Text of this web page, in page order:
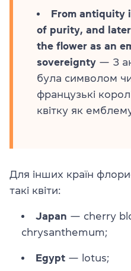
From antiquity
of purity, and
the flower as an
sovereignty — З
була символом
французькі
квітку як
Для інших країн
такі квіти:
Japan — cherry
chrysanthemum;
Egypt — lotus;